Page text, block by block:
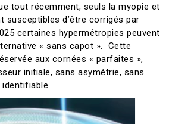
tout récemment, seuls la myopie et
susceptibles d’être corrigés par
certaines hypermétropies peuvent
« sans capot ». Cette
aux cornées « parfaites »,
initiale, sans asymétrie, sans